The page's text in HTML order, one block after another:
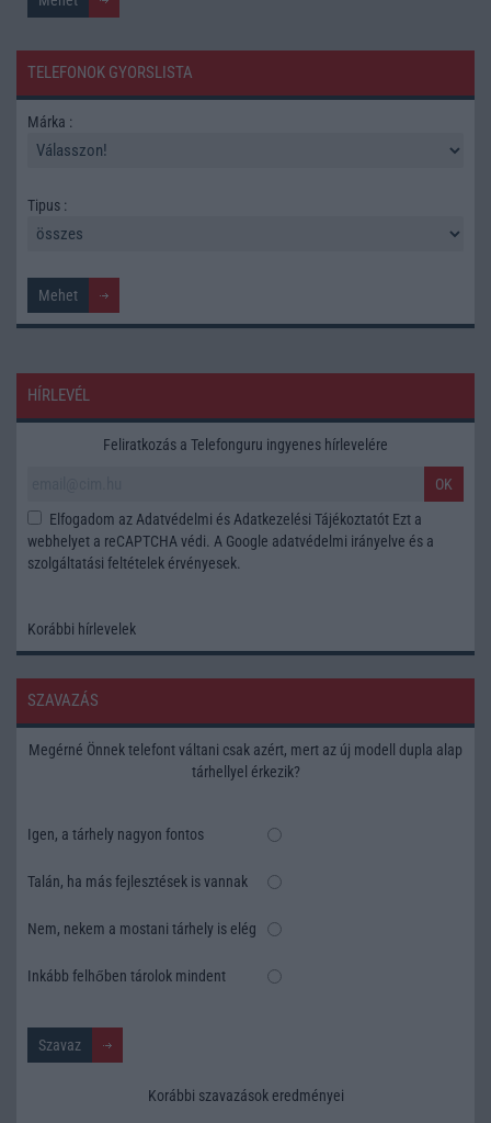
TELEFONOK GYORSLISTA
Márka :
Tipus :
HÍRLEVÉL
Feliratkozás a Telefonguru ingyenes hírlevelére
OK
Elfogadom az Adatvédelmi és Adatkezelési Tájékoztatót Ezt a
webhelyet a reCAPTCHA védi. A Google adatvédelmi irányelve és a
szolgáltatási feltételek érvényesek.
Korábbi hírlevelek
SZAVAZÁS
Megérné Önnek telefont váltani csak azért, mert az új modell dupla alap
tárhellyel érkezik?
Igen, a tárhely nagyon fontos
Talán, ha más fejlesztések is vannak
Nem, nekem a mostani tárhely is elég
Inkább felhőben tárolok mindent
Korábbi szavazások eredményei